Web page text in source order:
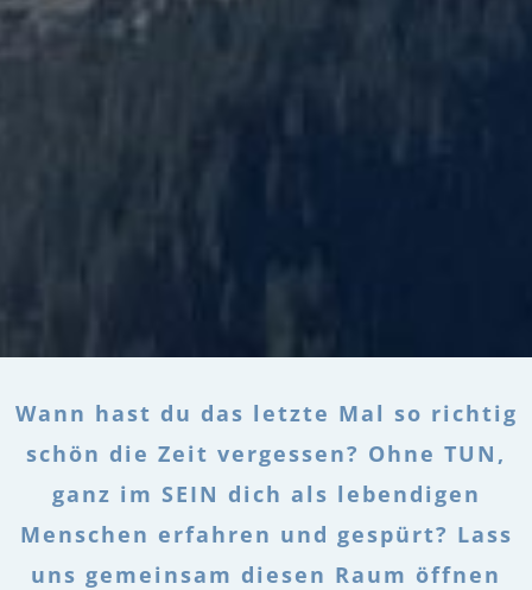
Wann hast du das letzte Mal so richtig
schön die Zeit vergessen? Ohne TUN,
ganz im SEIN dich als lebendigen
Menschen erfahren und gespürt? Lass
uns gemeinsam diesen Raum öffnen